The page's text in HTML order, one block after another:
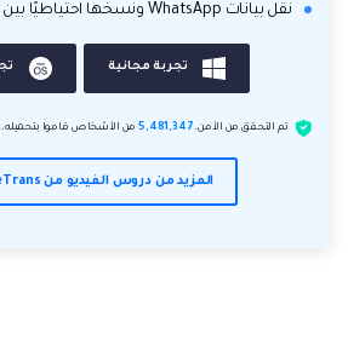
نقل بيانات WhatsApp ونسخها احتياطيًا بين الهاتف والكمبيوتر.
تجربة مجانية
تم التحقق من الأمن.5,481,347 من الأشخاص قاموا بتحميله.
المزيد من دروس الفيديو من MobileTrans >>